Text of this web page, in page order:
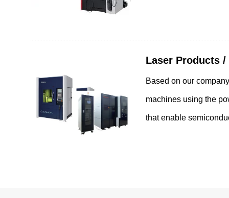
Laser Products /
Based on our
machines using the
that enable
All Rights Reserved. Copyright(C) NIDEC CORPORATION